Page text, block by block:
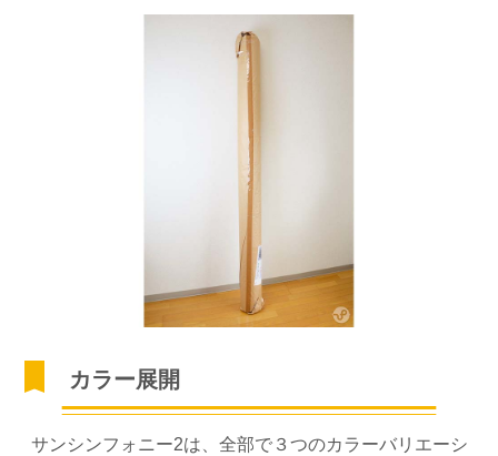
カラー展開
サンシンフォニー2は、全部で３つのカラーバリエーシ